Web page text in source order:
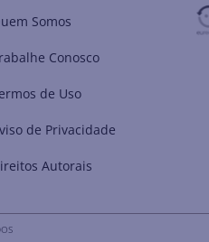
Somos
Conosco
de Uso
de Privacidade
Autorais